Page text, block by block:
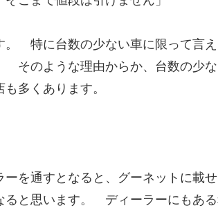
。 特に台数の少ない車に限って言
そのような理由からか、台数の少
多くあります。
ーを通すとなると、グーネットに載
ると思います。 ディーラーにもあ